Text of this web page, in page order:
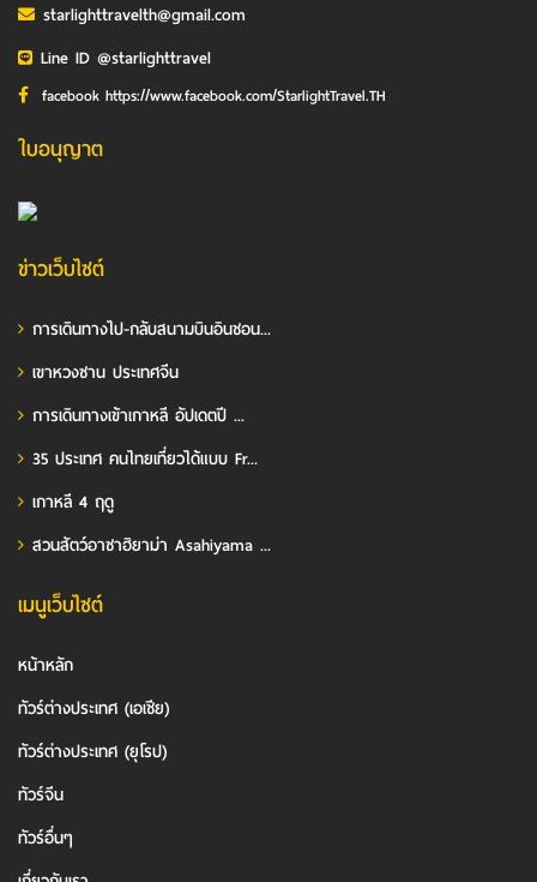
starlighttravelth@gmail.com
Line ID @starlighttravel
facebook https://www.facebook.com/StarlightTravel.TH
ใบอนุญาต
ข่าวเว็บไซต์
การเดินทางไป-กลับสนามบินอินชอน...
เขาหวงซาน ประเทศจีน
การเดินทางเข้าเกาหลี อัปเดตปี ...
35 ประเทศ คนไทยเที่ยวได้แบบ Fr...
เกาหลี 4 ฤดู
สวนสัตว์อาซาฮิยาม่า Asahiyama ...
เมนูเว็บไซต์
หน้าหลัก
ทัวร์ต่างประเทศ (เอเชีย)
ทัวร์ต่างประเทศ (ยุโรป)
ทัวร์จีน
ทัวร์อื่นๆ